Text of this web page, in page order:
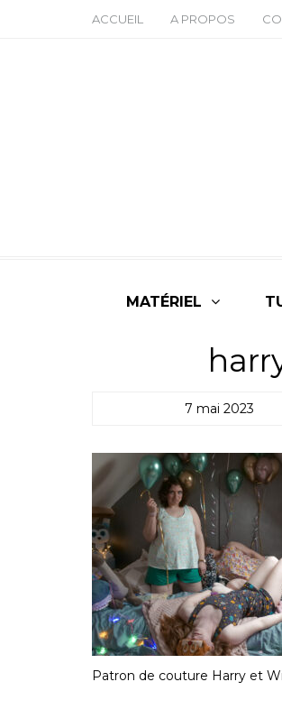
ACCUEIL A PROPOS
MATÉRIEL
7 mai 2023
Patron de couture Harry et